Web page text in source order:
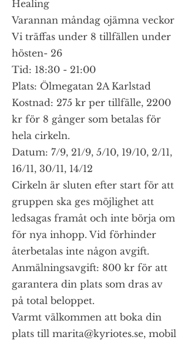
Healing
Varannan måndag ojämna veckor
Vi träffas under 8 tillfällen under
hösten- 26
Tid: 18:30 - 21:00
Plats: Ölmegatan 2A Karlstad
Kostnad: 275 kr per tillfälle, 2200
kr för 8 gånger som betalas för
hela cirkeln.
Datum: 7/9, 21/9, 5/10, 19/10, 2/11,
16/11, 30/11, 14/12
Cirkeln är sluten efter start för att
gruppen ska ges möjlighet att
ledsagas framåt och inte börja om
för nya inhopp. Vid förhinder
återbetalas inte någon avgift.
Anmälningsavgift: 800 kr för att
garantera din plats som dras av
på total beloppet.
Varmt välkommen att boka din
plats till marita@kyriotes.se, mobil